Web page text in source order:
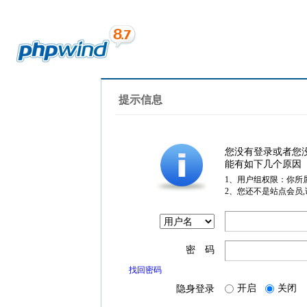
提示信息
您没有登录或者您
能有如下几个原因
1、用户组权限：你所
2、您还不是站点会员
密 码
找回密码
隐身登录 开启 关闭